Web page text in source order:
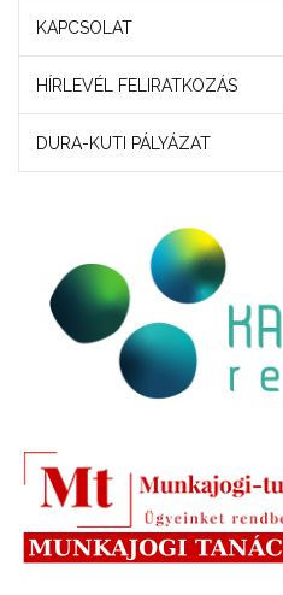
KAPCSOLAT
HÍRLEVÉL FELIRATKOZÁS
DURA-KUTI PÁLYÁZAT